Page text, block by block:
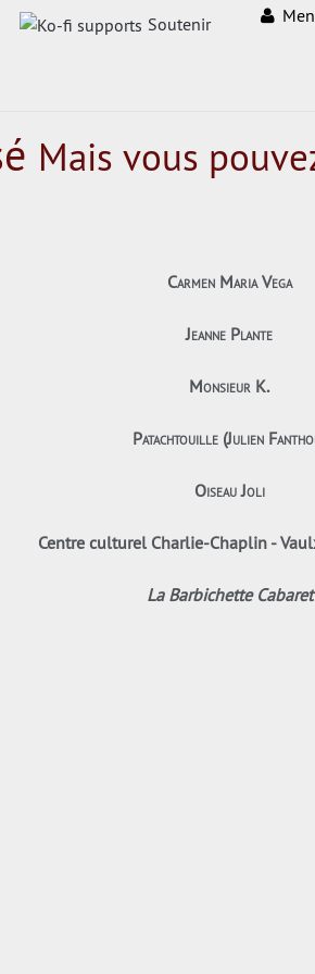
Soutenir
Mais vous
Carmen Maria Vega
Jeanne Plante
Monsieur K.
Patachtouille (Julien
Oiseau Joli
Centre culturel Charlie-Chaplin -
La Barbichette Cabaret